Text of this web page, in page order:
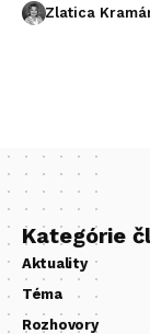
Zlatica
Kategórie
Aktuality
Téma
Rozhovory